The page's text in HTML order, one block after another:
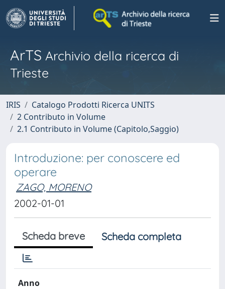
ArTS Archivio della ricerca di
Trieste
IRIS
Catalogo Prodotti Ricerca UNITS
2 Contributo in Volume
2.1 Contributo in Volume (Capitolo,Saggio)
Introduzione: per conoscere ed
operare
ZAGO, MORENO
2002-01-01
Scheda breve Scheda completa
Anno